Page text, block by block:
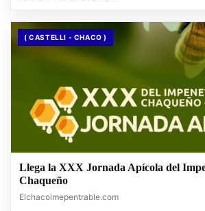
( CASTELLI - CHACO )
Llega la XXX Jornada Apícola del
Chaqueño
Elchacoimepentrable.com